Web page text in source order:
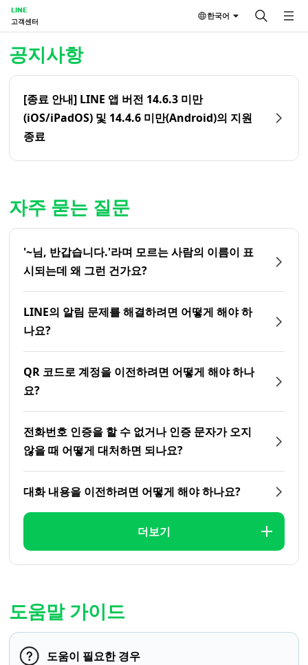
LINE
고객센터
한국어
공지사항
[종료 안내] LINE 앱 버전 14.6.3 미만
(iOS/iPadOS) 및 14.4.6 미만(Android)의 지원
종료
자주 묻는 질문
'~님, 반갑습니다.'라며 모르는 사람의 이름이 표
시되는데 왜 그런 건가요?
LINE의 알림 문제를 해결하려면 어떻게 해야 하
나요?
QR 코드로 계정을 이전하려면 어떻게 해야 하나
요?
전화번호 인증을 할 수 없거나 인증 문자가 오지
않을 때 어떻게 대처하면 되나요?
대화 내용을 이전하려면 어떻게 해야 하나요?
더보기
도움말 가이드
도움이 필요한 경우